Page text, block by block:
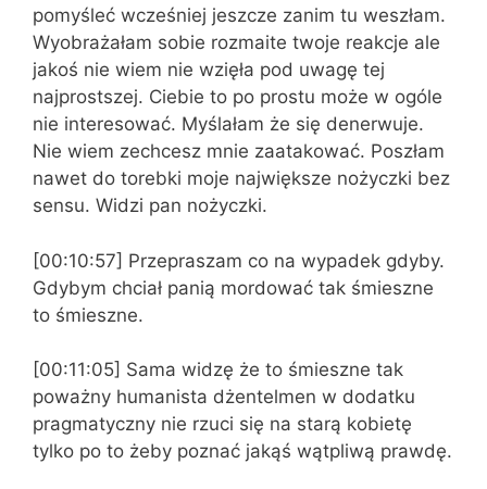
pomyśleć wcześniej jeszcze zanim tu weszłam.
Wyobrażałam sobie rozmaite twoje reakcje ale
jakoś nie wiem nie wzięła pod uwagę tej
najprostszej. Ciebie to po prostu może w ogóle
nie interesować. Myślałam że się denerwuje.
Nie wiem zechcesz mnie zaatakować. Poszłam
nawet do torebki moje największe nożyczki bez
sensu. Widzi pan nożyczki.
[00:10:57] Przepraszam co na wypadek gdyby.
Gdybym chciał panią mordować tak śmieszne
to śmieszne.
[00:11:05] Sama widzę że to śmieszne tak
poważny humanista dżentelmen w dodatku
pragmatyczny nie rzuci się na starą kobietę
tylko po to żeby poznać jakąś wątpliwą prawdę.